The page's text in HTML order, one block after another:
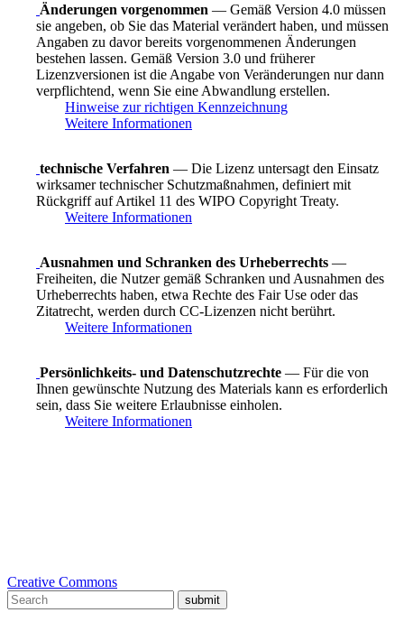
Änderungen vorgenommen — Gemäß Version 4.0 müssen
sie angeben, ob Sie das Material verändert haben, und müssen
Angaben zu davor bereits vorgenommenen Änderungen
bestehen lassen. Gemäß Version 3.0 und früherer
Lizenzversionen ist die Angabe von Veränderungen nur dann
verpflichtend, wenn Sie eine Abwandlung erstellen.
Hinweise zur richtigen Kennzeichnung
Weitere Informationen
technische Verfahren — Die Lizenz untersagt den Einsatz
wirksamer technischer Schutzmaßnahmen, definiert mit
Rückgriff auf Artikel 11 des WIPO Copyright Treaty.
Weitere Informationen
Ausnahmen und Schranken des Urheberrechts —
Freiheiten, die Nutzer gemäß Schranken und Ausnahmen des
Urheberrechts haben, etwa Rechte des Fair Use oder das
Zitatrecht, werden durch CC-Lizenzen nicht berührt.
Weitere Informationen
Persönlichkeits- und Datenschutzrechte — Für die von
Ihnen gewünschte Nutzung des Materials kann es erforderlich
sein, dass Sie weitere Erlaubnisse einholen.
Weitere Informationen
Creative Commons
submit